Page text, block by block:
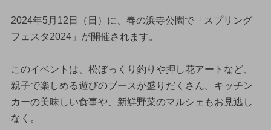
2024年5月12日（日）に、春の浜寺公園で「スプリング
フェスタ2024」が開催されます。
このイベントは、松ぼっくり釣りや押し花アートなど、
親子で楽しめる遊びのブースが盛りだくさん。キッチン
カーの美味しい食事や、新鮮野菜のマルシェもお見逃し
なく。